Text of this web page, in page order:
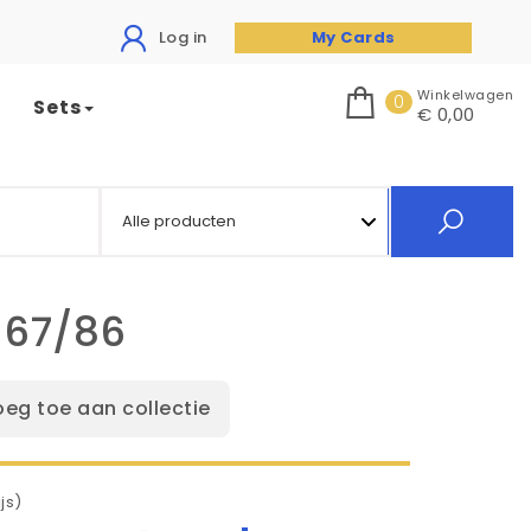
Log in My Cards
Sets 0 Winkelwagen
€ 0,00
86
toe aan collectie